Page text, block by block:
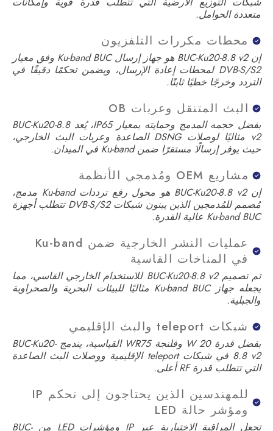
متعددة الحوامل.
محطات مكررات التلفزيون
إن BUC-Ku20-8.8 v2 هو جهاز إرسال Ku-band BUC وفق معيار
DVB-S/S2 لمحطات إعادة الإرسال، ويضمن تحكمًا دقيقًا في
التردد وخرجًا خطيًا ثابتًا.
البث المتنقل وعربات OB
بفضل حجمه المدمج وحمايته بمعيار IP65، يُعد BUC-Ku20-8.8
v2 مثاليًا لوصلات DSNG الصاعدة وعربات البث الخارجي،
حيث يوفر إرسالًا مستقرًا ضمن Ku-band في الميدان.
مشاريع OEM ومُدمجي الأنظمة
إن BUC-Ku20-8.8 v2 هو محول رفع ترددات Ku-band مدمج،
مُصمم للمُدمجين الذين يبنون شبكات DVB-S/S2 تتطلب أجهزة
Ku-band BUC عالية القدرة.
عمليات النشر الخارجية ضمن Ku-band
في المناخات القاسية
تم تصميم BUC-Ku20-8.8 v2 للاستخدام الخارجي القاسي، مما
يجعله جهاز Ku-band BUC مثاليًا للبيئات البحرية والصحراوية
والجبلية.
شبكات teleport والبث الإقليمي
بفضل قدرة 20 W وفلنجة WR75 القياسية، يندمج BUC-Ku20-
8.8 v2 في شبكات teleport الإقليمية ووصلات البث الصاعدة
التي تتطلب قدرة RF أعلى.
للمهندسين الذين يحتاجون إلى تحكم IP
ومؤشر حالة LED
تجعل المراقبة الاختيارية عبر IP ومؤشرات LED من BUC-